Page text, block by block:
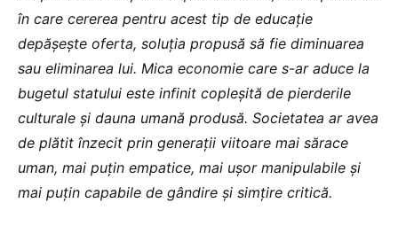
în care cererea pentru acest tip de educație
depășește oferta, soluția propusă să fie diminuarea
sau eliminarea lui. Mica economie care s-ar aduce la
bugetul statului este infinit copleșită de pierderile
culturale și dauna umană produsă. Societatea ar avea
de plătit înzecit prin generații viitoare mai sărace
uman, mai puțin empatice, mai ușor manipulabile și
mai puțin capabile de gândire și simțire critică.